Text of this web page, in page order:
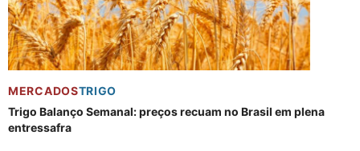
MERCADOSTRIGO
Trigo Balanço Semanal: preços recuam no Brasil em plena
entressafra